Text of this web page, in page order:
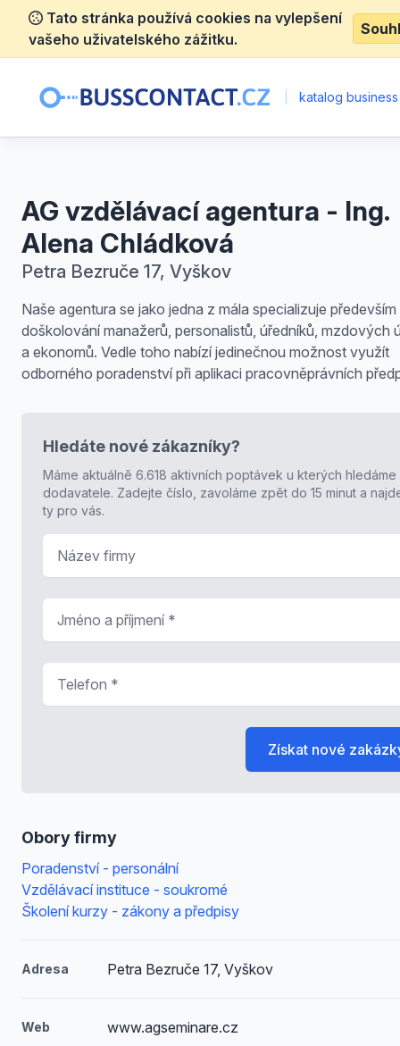
Tato stránka používá cookies na vylepšení
vašeho uživatelského zážitku.
katalog
AG vzdělávací agentura - Ing.
Alena Chládková
Petra Bezruče 17, Vyškov
Naše agentura se jako jedna z mála specializuje především
doškolování manažerů, personalistů, úředníků, mzdových
a ekonomů. Vedle toho nabízí jedinečnou možnost využít
odborného poradenství při aplikaci pracovněprávních
Obory firmy
Poradenství - personální
Vzdělávací instituce - soukromé
Školení kurzy - zákony a předpisy
Adresa Petra Bezruče 17, Vyškov
Web www.agseminare.cz
Hledáte nové zákazníky?
Máme aktuálně 6.618 aktivních poptávek u kterých hledáme
dodavatele. Zadejte číslo, zavoláme zpět do 15 minut a
ty pro vás.
Získat nové